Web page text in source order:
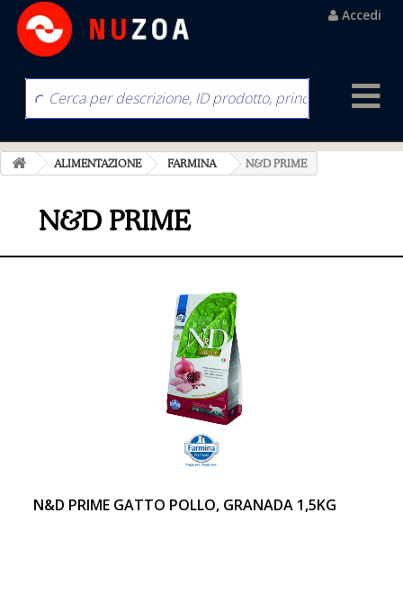
Accedi
ALIMENTAZIONE FARMINA N&D PRIME
N&D PRIME
N&D PRIME GATTO POLLO, GRANADA 1,5KG